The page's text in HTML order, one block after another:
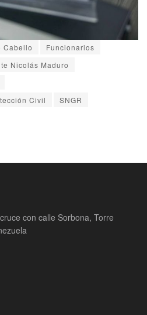
Cabello
Funcionarios
Nicolás Maduro
Civil
SNGR
con calle Sorbona, Torre